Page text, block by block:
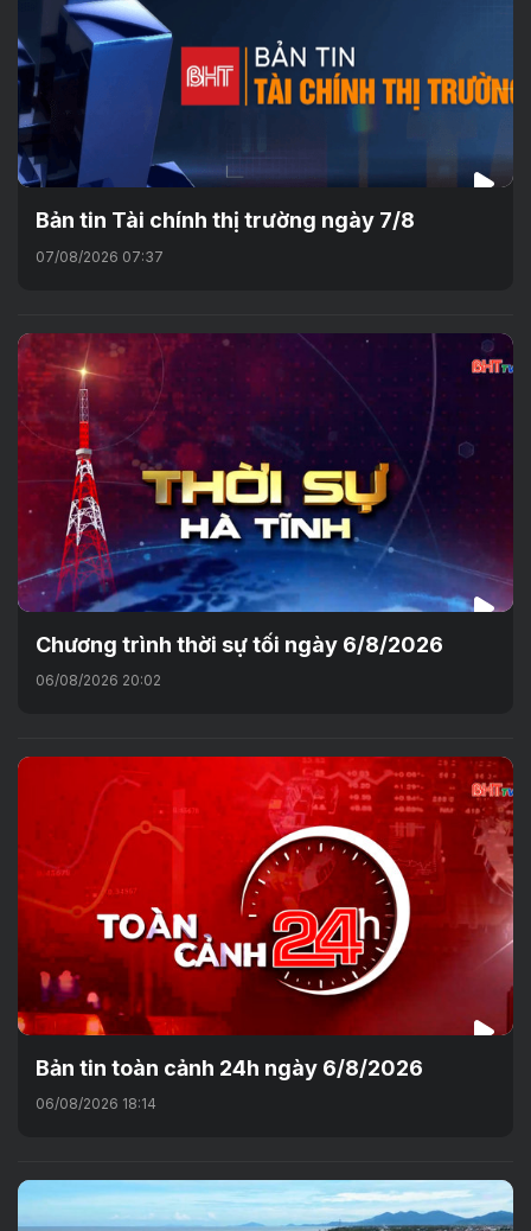
Bản tin Tài chính thị trường ngày 7/8
07/08/2026 07:37
Chương trình thời sự tối ngày 6/8/2026
06/08/2026 20:02
Bản tin toàn cảnh 24h ngày 6/8/2026
06/08/2026 18:14